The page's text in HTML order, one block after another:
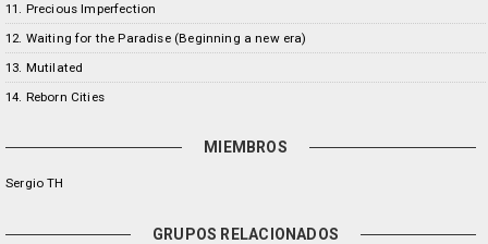
11. Precious Imperfection
12. Waiting for the Paradise (Beginning a new era)
13. Mutilated
14. Reborn Cities
MIEMBROS
Sergio TH
GRUPOS RELACIONADOS